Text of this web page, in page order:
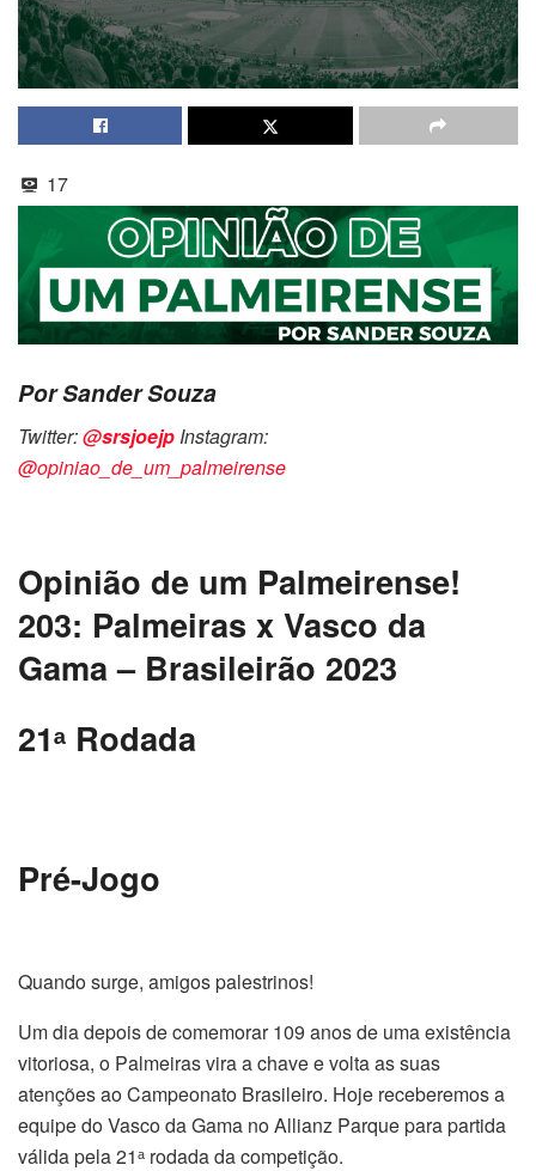
17
Por Sander Souza
Twitter:@srsjoejp Instagram:
@opiniao_de_um_palmeirense
Opinião de um Palmeirense!
203: Palmeiras x Vasco da
Gama – Brasileirão 2023
21ᵃ Rodada
Pré-Jogo
Quando surge, amigos palestrinos!
Um dia depois de comemorar 109 anos de uma existência
vitoriosa, o Palmeiras vira a chave e volta as suas
atenções ao Campeonato Brasileiro. Hoje receberemos a
equipe do Vasco da Gama no Allianz Parque para partida
válida pela 21ᵃ rodada da competição.